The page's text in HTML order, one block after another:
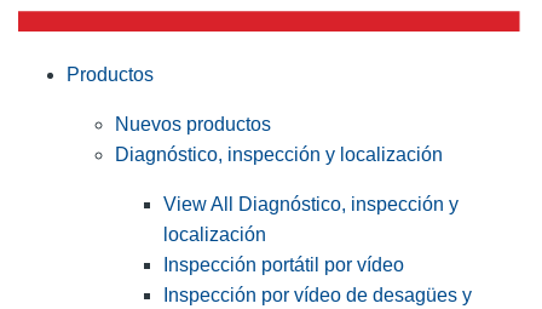
Productos
Nuevos productos
Diagnóstico, inspección y localización
View All Diagnóstico, inspección y
localización
Inspección portátil por vídeo
Inspección por vídeo de desagües y